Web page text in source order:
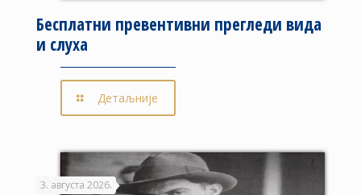
Бесплатни превентивни прегледи вида
и слуха
Детаљније
3. августа 2026.